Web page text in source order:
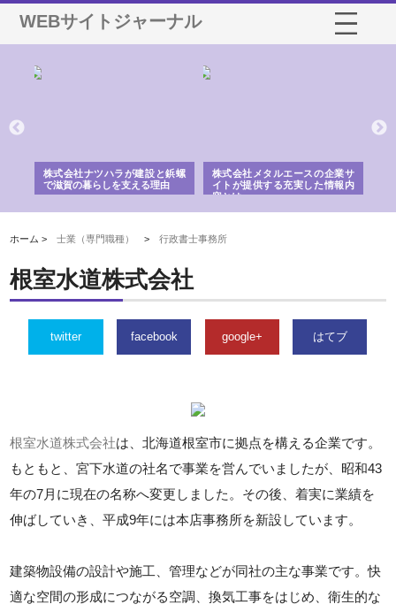
WEBサイトジャーナル
株式会社ナツハラが建設と鋲螺
で滋賀の暮らしを支える理由
株式会社メタルエースの企業サ
イトが提供する充実した情報内
容とは
ホーム >士業（専門職種） >行政書士事務所
根室水道株式会社
twitter facebook google+ はてブ
根室水道株式会社は、北海道根室市に拠点を構える企業です。
もともと、宮下水道の社名で事業を営んでいましたが、昭和43
年の7月に現在の名称へ変更しました。その後、着実に業績を
伸ばしていき、平成9年には本店事務所を新設しています。
建築物設備の設計や施工、管理などが同社の主な事業です。快
適な空間の形成につながる空調、換気工事をはじめ、衛生的な